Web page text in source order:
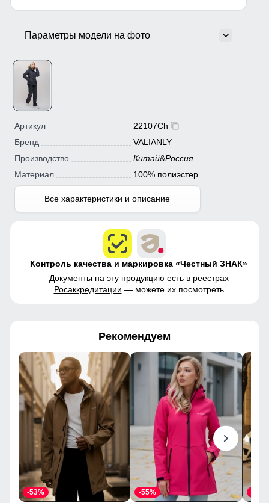
Параметры модели на фото
Артикул
22107Ch
Бренд
VALIANLY
Производство
Китай&Россия
Материал
100% полиэстер
Все характеристики и описание
Контроль качества и маркировка «Честный ЗНАК»
Документы на эту продукцию есть в реестрах
Росаккредитации — можете их посмотреть
Рекомендуем
-53% -55%